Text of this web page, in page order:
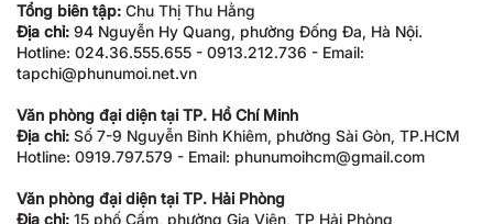
Tổng biên tập: Chu Thị Thu Hằng
Địa chỉ: 94 Nguyễn Hy Quang, phường Đống Đa, Hà Nội.
Hotline: 024.36.555.655 - 0913.212.736 - Email:
tapchi@phunumoi.net.vn
Văn phòng đại diện tại TP. Hồ Chí Minh
Địa chỉ: Số 7-9 Nguyễn Bỉnh Khiêm, phường Sài Gòn, TP.HCM
Hotline: 0919.797.579 - Email: phunumoihcm@gmail.com
Văn phòng đại diện tại TP. Hải Phòng
Địa chỉ: 15 phố Cấm, phường Gia Viên, TP Hải Phòng